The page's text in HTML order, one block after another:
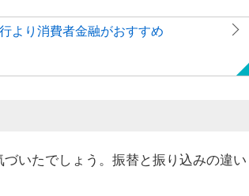
より消費者金融がおすすめ
いたでしょう。振替と振り込みの違い